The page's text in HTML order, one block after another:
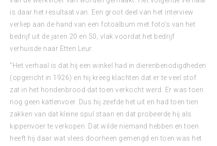
is daar het resultaat van. Een groot deel van het interview
verliep aan de hand van een fotoalbum met foto’s van het
bedrijf uit de jaren 20 en 50, vlak voordat het bedrijf
verhuisde naar Etten Leur.
“Het verhaal is dat hij een winkel had in dierenbenodigdheden
(opgericht in 1926) en hij kreeg klachten dat er te veel stof
zat in het hondenbrood dat toen verkocht werd. Er was toen
nog geen kattenvoer. Dus hij zeefde het uit en had toen tien
zakken van dat kleine spul staan en dat probeerde hij als
kippenvoer te verkopen. Dat wilde niemand hebben en toen
heeft hij daar wat vlees doorheen gemengd en toen was het